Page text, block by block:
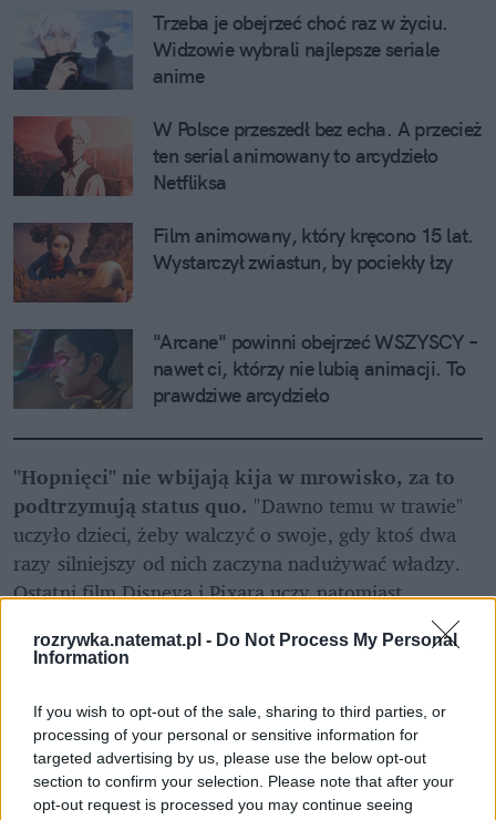
rozrywka.natemat.pl - Do Not Process My Personal
Information
If you wish to opt-out of the sale, sharing to third parties, or
processing of your personal or sensitive information for
targeted advertising by us, please use the below opt-out
section to confirm your selection. Please note that after your
opt-out request is processed you may continue seeing
Trzeba je obejrzeć choć raz w życiu.
Widzowie wybrali najlepsze seriale
anime
W Polsce przeszedł bez echa. A przecież
ten serial animowany to arcydzieło
Netfliksa
Film animowany, który kręcono 15 lat.
Wystarczył zwiastun, by pociekły łzy
"Arcane" powinni obejrzeć WSZYSCY –
nawet ci, którzy nie lubią animacji. To
prawdziwe arcydzieło
"Hopnięci" nie wbijają kija w mrowisko, za to
podtrzymują status quo. "Dawno temu w trawie"
uczyło dzieci, żeby walczyć o swoje, gdy ktoś dwa
razy silniejszy od nich zaczyna nadużywać władzy.
Ostatni film Disneya i Pixara uczy natomiast
najmłodszą widownię miłości do natury, przy okazji
uświadamiając jej, że aktywizm z góry jest skazany
zawsze robi wszystko dobrze (dajmy młodym
wyciągać wnioski z popełnianych błędów), ale to nie
ono przyczyniło się znacząco do kryzysu
klimatyczno-ekologicznego, a starsze generacje.